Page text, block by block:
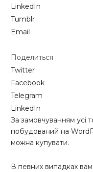
LinkedIn
Tumblr
Email
Поделиться
Twitter
Facebook
Telegram
LinkedIn
За замовчуванням усі
побудований на
можна купувати.
В певних випадках